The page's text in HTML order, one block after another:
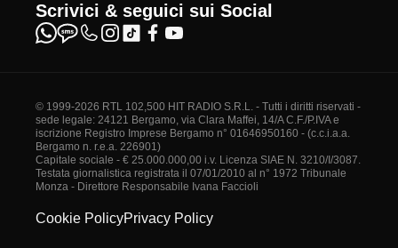
Scrivici & seguici sui Social
© 1999-2026 RTL 102,500 HIT RADIO S.R.L. - Tutti i diritti riservati -
sede legale: 24121 Bergamo, via Clara Maffei, 14/A C.F./P.IVA e
iscrizione Registro Imprese Bergamo n° 01646950160 - (c.c.i.a.a.
Bergamo n. r.e.a. 226901)
Capitale sociale - € 25.000.000,00 i.v. Licenza SIAE N. 3210/I/3087.
Testata giornalistica registrata il 07/01/2010 al n° 1972 Tribunale
Monza - Direttore Responsabile Ivana Faccioli
Cookie PolicyPrivacy Policy